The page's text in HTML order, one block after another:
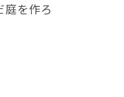
を作ろ